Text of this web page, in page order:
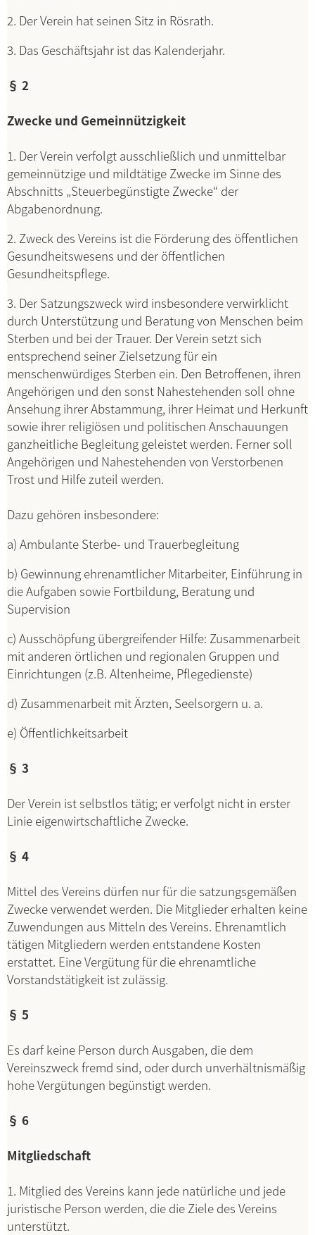
2. Der Verein hat seinen Sitz in Rösrath.
3. Das Geschäftsjahr ist das Kalenderjahr.
§ 2
Zwecke und Gemeinnützigkeit
1. Der Verein verfolgt ausschließlich und unmittelbar
gemeinnützige und mildtätige Zwecke im Sinne des
Abschnitts „Steuerbegünstigte Zwecke“ der
Abgabenordnung.
2. Zweck des Vereins ist die Förderung des öffentlichen
Gesundheitswesens und der öffentlichen
Gesundheitspflege.
3. Der Satzungszweck wird insbesondere verwirklicht
durch Unterstützung und Beratung von Menschen beim
Sterben und bei der Trauer. Der Verein setzt sich
entsprechend seiner Zielsetzung für ein
menschenwürdiges Sterben ein. Den Betroffenen, ihren
Angehörigen und den sonst Nahestehenden soll ohne
Ansehung ihrer Abstammung, ihrer Heimat und Herkunft
sowie ihrer religiösen und politischen Anschauungen
ganzheitliche Begleitung geleistet werden. Ferner soll
Angehörigen und Nahestehenden von Verstorbenen
Trost und Hilfe zuteil werden.
Dazu gehören insbesondere:
a) Ambulante Sterbe- und Trauerbegleitung
b) Gewinnung ehrenamtlicher Mitarbeiter, Einführung in
die Aufgaben sowie Fortbildung, Beratung und
Supervision
c) Ausschöpfung übergreifender Hilfe: Zusammenarbeit
mit anderen örtlichen und regionalen Gruppen und
Einrichtungen (z.B. Altenheime, Pflegedienste)
d) Zusammenarbeit mit Ärzten, Seelsorgern u. a.
e) Öffentlichkeitsarbeit
§ 3
Der Verein ist selbstlos tätig; er verfolgt nicht in erster
Linie eigenwirtschaftliche Zwecke.
§ 4
Mittel des Vereins dürfen nur für die satzungsgemäßen
Zwecke verwendet werden. Die Mitglieder erhalten keine
Zuwendungen aus Mitteln des Vereins. Ehrenamtlich
tätigen Mitgliedern werden entstandene Kosten
erstattet. Eine Vergütung für die ehrenamtliche
Vorstandstätigkeit ist zulässig.
§ 5
Es darf keine Person durch Ausgaben, die dem
Vereinszweck fremd sind, oder durch unverhältnismäßig
hohe Vergütungen begünstigt werden.
§ 6
Mitgliedschaft
1. Mitglied des Vereins kann jede natürliche und jede
juristische Person werden, die die Ziele des Vereins
unterstützt.